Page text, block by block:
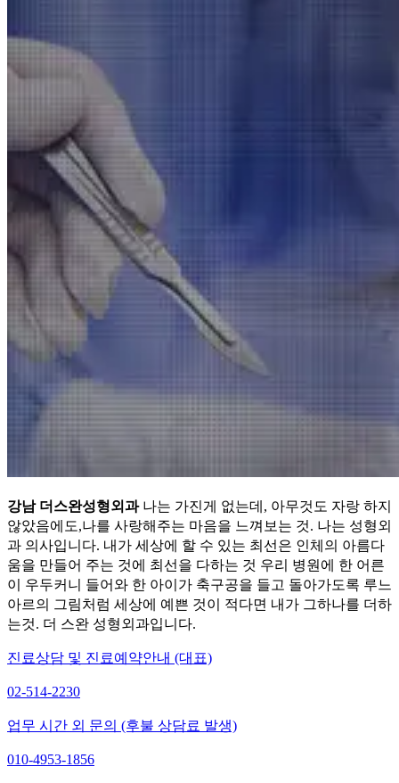
강남 더스완성형외과 나는 가진게 없는데, 아무것도 자랑 하지
않았음에도,나를 사랑해주는 마음을 느껴보는 것. 나는 성형외
과 의사입니다. 내가 세상에 할 수 있는 최선은 인체의 아름다
움을 만들어 주는 것에 최선을 다하는 것 우리 병원에 한 어른
이 우두커니 들어와 한 아이가 축구공을 들고 돌아가도록 루느
아르의 그림처럼 세상에 예쁜 것이 적다면 내가 그하나를 더하
는것. 더 스완 성형외과입니다.
진료상담 및 진료예약안내 (대표)
02-514-2230
업무 시간 외 문의 (후불 상담료 발생)
010-4953-1856